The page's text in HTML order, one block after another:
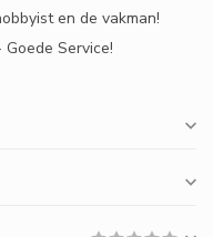
en de vakman!
Service!